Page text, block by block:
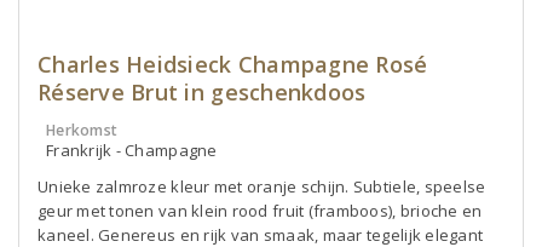
Charles Heidsieck Champagne Rosé
Réserve Brut in geschenkdoos
Herkomst
Frankrijk - Champagne
Unieke zalmroze kleur met oranje schijn. Subtiele, speelse
geur met tonen van klein rood fruit (framboos), brioche en
kaneel. Genereus en rijk van smaak, maar tegelijk elegant